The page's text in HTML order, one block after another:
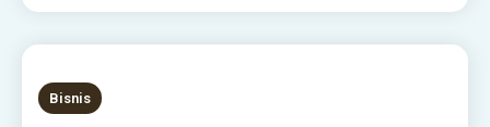
4 MINS READ
Bisnis